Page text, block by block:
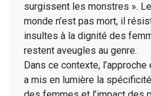
surgissent les monstres ».
monde n’est pas mort, il
insultes à la dignité des
restent aveugles au genre.
Dans ce contexte,
a mis en lumière la